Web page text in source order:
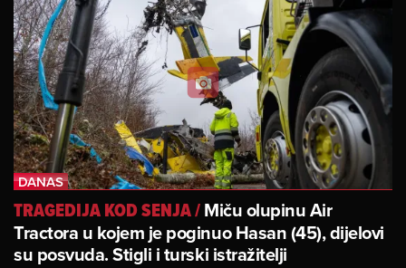
TRAGEDIJA KOD SENJA/Miču olupinu Air
Tractora u kojem je poginuo Hasan (45), dijelovi
su posvuda. Stigli i turski istražitelji